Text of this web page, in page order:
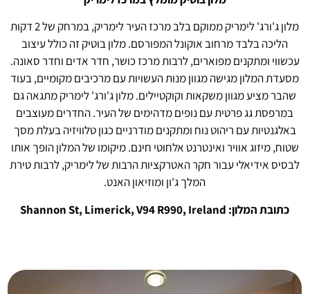
מלון ג'ורג' לימריק ממוקם בלב מרכז העיר לימריק, במרחק של 2 דקות
הליכה בלבד מרחוב אוקונל המפורסם. מלון בוטיק זה כולל עיצוב
עכשווי ומתקנים מפוארים, לרבות מרכז כושר, חדר אדים וחדר סאונה.
מסעדת המלון מגישה מגוון מנות העשויות עם מרכיבים מקומיים, בעוד
שהבר מציע מגוון משקאות וקוקטיילים. מלון ג'ורג' לימריק מתגאה גם
במרפסת גג פרטית עם נופים מדהימים של העיר. החדרים מעוצבים
באלגנטיות עם ריהוט נוח ומתקנים מודרניים כגון טלוויזיה בעלת מסך
שטוח, מיזוג אוויר ואינטרנט אלחוטי חינם. מיקומו של המלון הופך אותו
לבסיס אידיאלי עבור חקר האטרקציות הרבות של לימריק, לרבות טירת
המלך ג'ון ומוזיאון האנט.
כתובת המלון: Shannon St, Limerick, V94 R990, Ireland